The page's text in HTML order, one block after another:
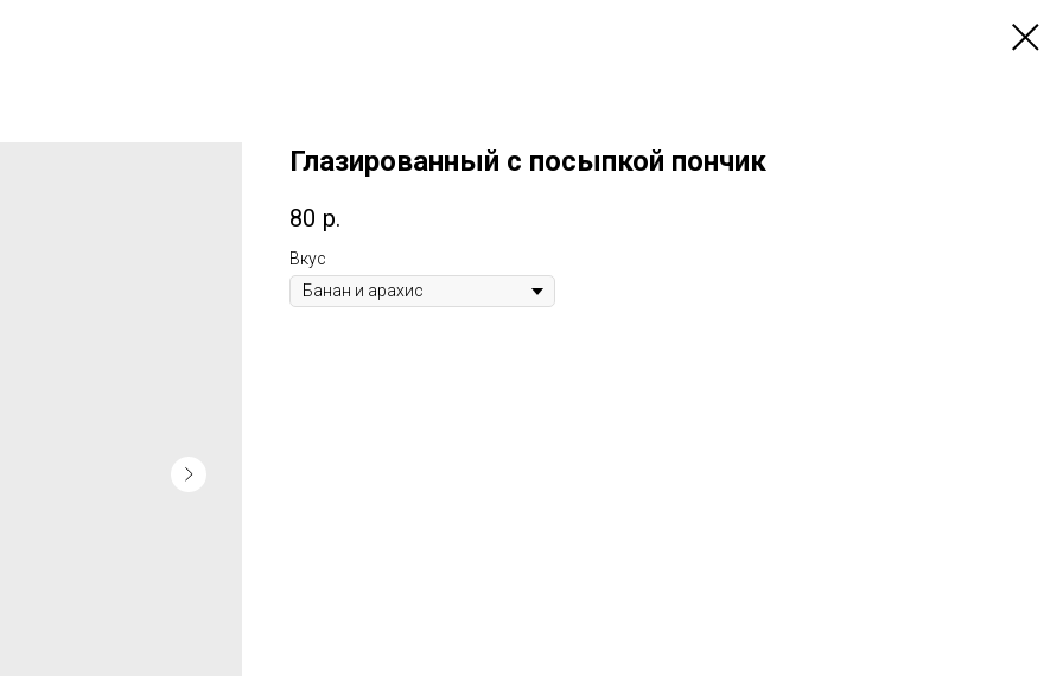
Глазированный с посыпкой пончик
80 р.
Вкус